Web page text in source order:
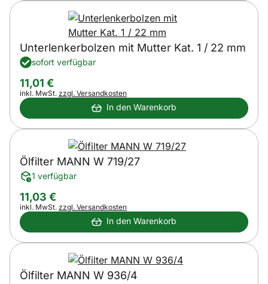
Unterlenkerbolzen mit Mutter Kat. 1 / 22 mm
sofort verfügbar
11,01 €
Steuerhinweis:
inkl. MwSt. zzgl. Versandkosten
In den Warenkorb
Ölfilter MANN W 719/27
1 verfügbar
11,03 €
Steuerhinweis:
inkl. MwSt. zzgl. Versandkosten
In den Warenkorb
Ölfilter MANN W 936/4